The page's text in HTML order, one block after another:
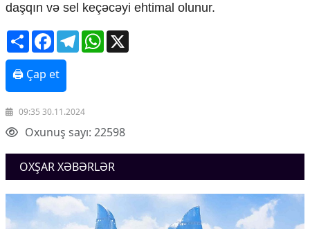
İqtisadiyyat
İqtisadi xəbərlər
Energetika
Neft-qaz
Əmək və sosial siyasət
Hərbi sənaye
Telekommunikasiya və nəqliyyat
Cəmiyyət
Crossmedia.az - 1 yaş
Siyasət
daşqın və sel keçəcəyi ehtimal olunur.
ShareFacebookTelegramWhatsApp
🖨 Çap et
09:35 30.11.2024
Oxunuş sayı: 22598
OXŞAR XƏBƏRLƏR